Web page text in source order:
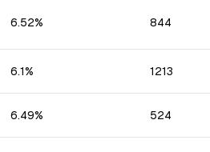
6.52% 844
6.1% 1213
6.49% 524